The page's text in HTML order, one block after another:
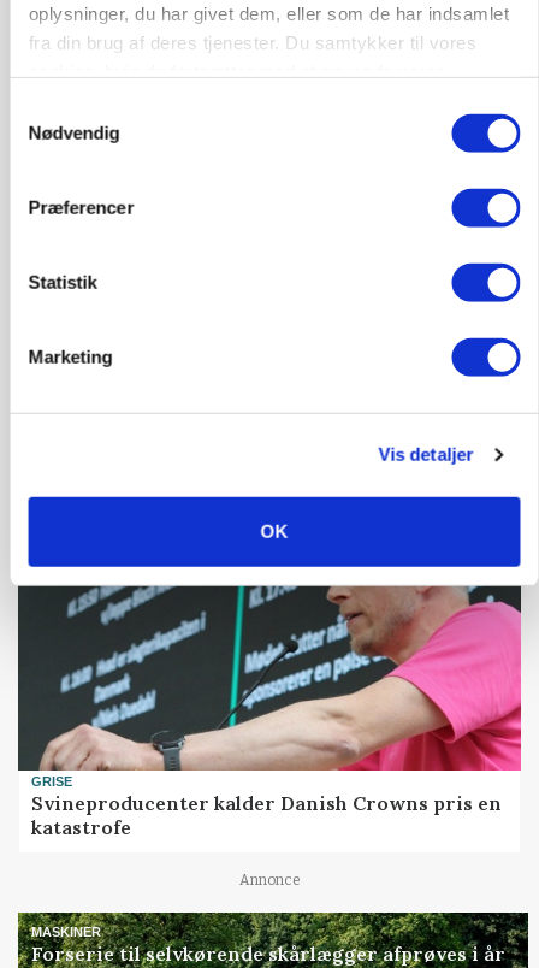
oplysninger, du har givet dem, eller som de har indsamlet
fra din brug af deres tjenester. Du samtykker til vores
Nødvendig
Præferencer
Statistik
Marketing
Vis detaljer
OK
HØST-TOUR
GRISE
Svineproducenter kalder Danish Crowns pris en
katastrofe
Annonce
MASKINER
Forserie til selvkørende skårlægger afprøves i år